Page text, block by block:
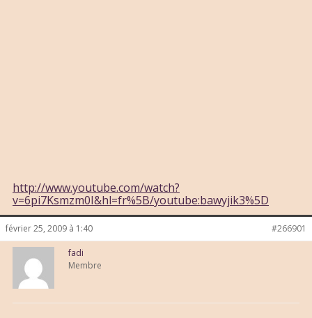
http://www.youtube.com/watch?
v=6pi7Ksmzm0I&hl=fr%5B/youtube:bawyjik3%5D
février 25, 2009 à 1:40 #266901
fadi
Membre